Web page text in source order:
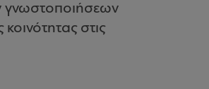
γνωστοποιήσεων
στις